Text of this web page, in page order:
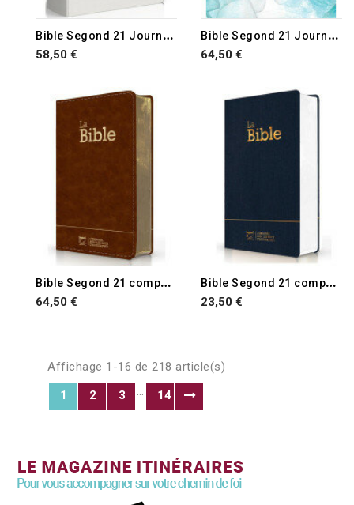
B
ible Segond 21 Journal de bord
58,50 €
B
ible Segond 21 Journal de bord
64,50 €
RUPTURE DE STOCK B
ible Segond 21 compacte
64,50 €
B
ible Segond 21 compacte
23,50 €
Affichage 1-16 de 218 article(s)
1
2 3 … 14